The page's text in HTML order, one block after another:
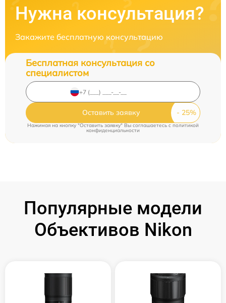
Нужна консультация?
Закажите бесплатную консультацию
Бесплатная консультация со
специалистом
Оставить заявку
Нажимая на кнопку "Оставить заявку" Вы соглашаетесь c политикой
конфиденциальности
Популярные модели
Объективов Nikon